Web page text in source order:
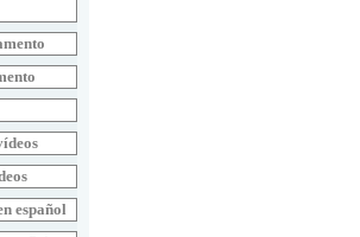
español